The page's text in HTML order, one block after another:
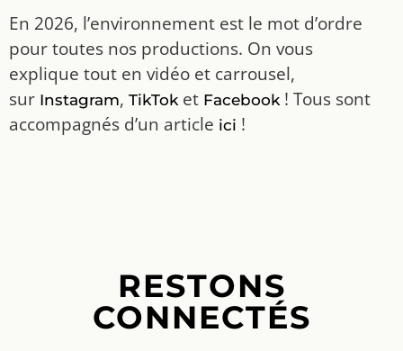
En 2026, l’environnement est le mot d’ordre
pour toutes nos productions. On vous
explique tout en vidéo et carrousel,
sur Instagram, TikToket Facebook! Tous sont
accompagnés d’un article ici !
RESTONS
CONNECTÉS